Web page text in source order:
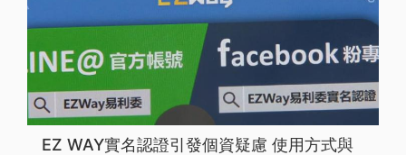
EZ WAY實名認證引發個資疑慮 使用方式與